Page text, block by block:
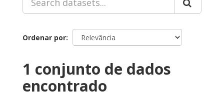
Ordenar por
1 conjunto de dados
encontrado